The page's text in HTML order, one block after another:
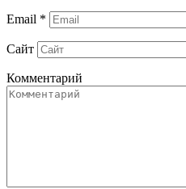
Email *
Сайт
Комментарий